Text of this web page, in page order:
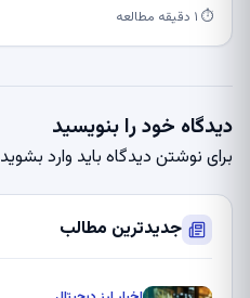
⏱ ۱ دقیقه مطالعه
دیدگاه خود را بنویسید
برای نوشتن دیدگاه باید وارد بشوید
جدیدترین مطالب